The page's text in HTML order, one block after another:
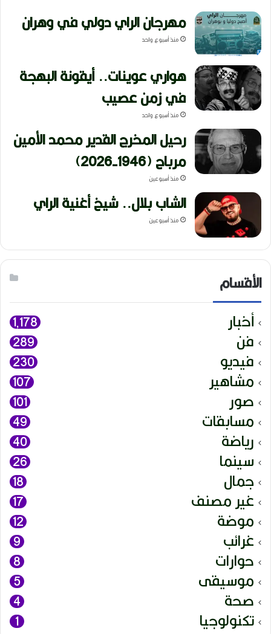
مهرجان الراي دولي في وهران
منذ أسبوع واحد
هواري عوينات.. أيقونة البهجة
في زمن عصيب
منذ أسبوع واحد
رحيل المخرج القدير محمد الأمين
مرباح (1946-2026)
منذ أسبوعين
الشاب بلال.. شيخ أغنية الراي
منذ أسبوعين
الأقسام
أخبار 1٬178
فن 289
فيديو 230
مشاهير 107
صور 101
مسابقات 49
رياضة 40
سينما 26
جمال 18
غير مصنف 17
موضة 12
غرائب 9
حوارات 8
موسيقى 5
صحة 4
تكنولوجيا 1